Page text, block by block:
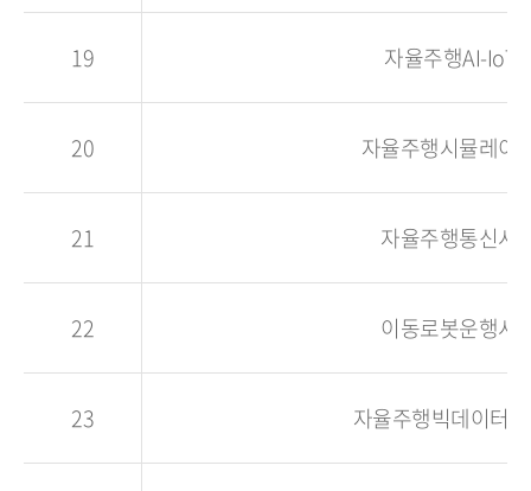
19 자율주행AI-
20 자율주행시뮬레이
21 자율주행통신시
22 이동로봇운행시
23 자율주행빅데이터